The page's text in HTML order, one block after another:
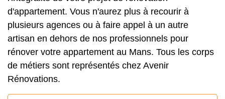
d'appartement. Vous n'aurez plus à recourir à
plusieurs agences ou à faire appel à un autre
artisan en dehors de nos professionnels pour
rénover votre appartement au Mans. Tous les corps
de métiers sont représentés chez Avenir
Rénovations.